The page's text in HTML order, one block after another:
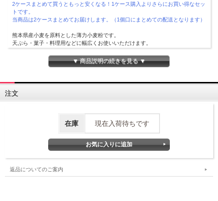
2ケースまとめて買うともっと安くなる！1ケース購入よりさらにお買い得なセッ
トです。
当商品は2ケースまとめてお届けします。（1個口にまとめての配送となります）
熊本県産小麦を原料とした薄力小麦粉です。
天ぷら・菓子・料理用などに幅広くお使いいただけます。
▼ 商品説明の続きを見る ▼
注文
在庫 現在入荷待ちです
返品についてのご案内